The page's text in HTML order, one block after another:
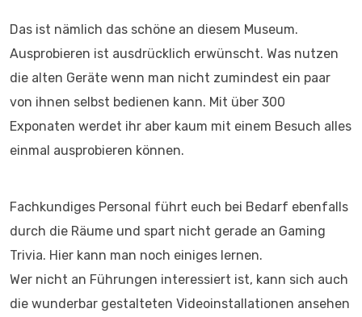
Das ist nämlich das schöne an diesem Museum.
Ausprobieren ist ausdrücklich erwünscht. Was nutzen
die alten Geräte wenn man nicht zumindest ein paar
von ihnen selbst bedienen kann. Mit über 300
Exponaten werdet ihr aber kaum mit einem Besuch alles
einmal ausprobieren können.
Fachkundiges Personal führt euch bei Bedarf ebenfalls
durch die Räume und spart nicht gerade an Gaming
Trivia. Hier kann man noch einiges lernen.
Wer nicht an Führungen interessiert ist, kann sich auch
die wunderbar gestalteten Videoinstallationen ansehen